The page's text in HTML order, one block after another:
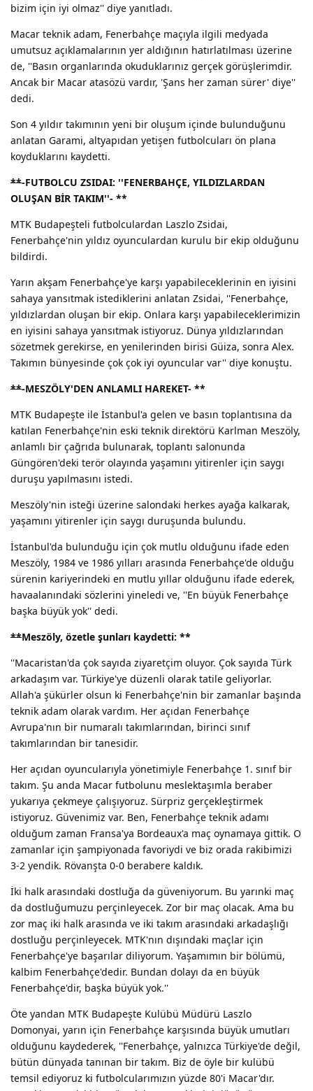
bizim için iyi olmaz'' diye yanıtladı.
Macar teknik adam, Fenerbahçe maçıyla ilgili medyada
umutsuz açıklamalarının yer aldığının hatırlatılması üzerine
de, ''Basın organlarında okuduklarınız gerçek görüşlerimdir.
Ancak bir Macar atasözü vardır, 'Şans her zaman sürer' diye''
dedi.
Son 4 yıldır takımının yeni bir oluşum içinde bulunduğunu
anlatan Garami, altyapıdan yetişen futbolcuları ön plana
koyduklarını kaydetti.
**-FUTBOLCU ZSIDAI: ''FENERBAHÇE, YILDIZLARDAN
OLUŞAN BİR TAKIM''- **
MTK Budapeşteli futbolculardan Laszlo Zsidai,
Fenerbahçe'nin yıldız oyunculardan kurulu bir ekip olduğunu
bildirdi.
Yarın akşam Fenerbahçe'ye karşı yapabileceklerinin en iyisini
sahaya yansıtmak istediklerini anlatan Zsidai, ''Fenerbahçe,
yıldızlardan oluşan bir ekip. Onlara karşı yapabileceklerimizin
en iyisini sahaya yansıtmak istiyoruz. Dünya yıldızlarından
sözetmek gerekirse, en yenilerinden birisi Güiza, sonra Alex.
Takımın bünyesinde çok çok iyi oyuncular var'' diye konuştu.
**-MESZÖLY'DEN ANLAMLI HAREKET- **
MTK Budapeşte ile İstanbul'a gelen ve basın toplantısına da
katılan Fenerbahçe'nin eski teknik direktörü Karlman Meszöly,
anlamlı bir çağrıda bulunarak, toplantı salonunda
Güngören'deki terör olayında yaşamını yitirenler için saygı
duruşu yapılmasını istedi.
Meszöly'nin isteği üzerine salondaki herkes ayağa kalkarak,
yaşamını yitirenler için saygı duruşunda bulundu.
İstanbul'da bulunduğu için çok mutlu olduğunu ifade eden
Meszöly, 1984 ve 1986 yılları arasında Fenerbahçe'de olduğu
sürenin kariyerindeki en mutlu yıllar olduğunu ifade ederek,
havaalanındaki sözlerini yineledi ve, ''En büyük Fenerbahçe
başka büyük yok'' dedi.
**Meszöly, özetle şunları kaydetti: **
''Macaristan'da çok sayıda ziyaretçim oluyor. Çok sayıda Türk
arkadaşım var. Türkiye'ye düzenli olarak tatile geliyorlar.
Allah'a şükürler olsun ki Fenerbahçe'nin bir zamanlar başında
teknik adam olarak vardım. Her açıdan Fenerbahçe
Avrupa'nın bir numaralı takımlarından, birinci sınıf
takımlarından bir tanesidir.
Her açıdan oyuncularıyla yönetimiyle Fenerbahçe 1. sınıf bir
takım. Şu anda Macar futbolunu meslektaşımla beraber
yukarıya çekmeye çalışıyoruz. Sürpriz gerçekleştirmek
istiyoruz. Güvenimiz var. Ben, Fenerbahçe teknik adamı
olduğum zaman Fransa'ya Bordeaux'a maç oynamaya gittik. O
zamanlar için şampiyonada favoriydi ve biz orada rakibimizi
3-2 yendik. Rövanşta 0-0 berabere kaldık.
İki halk arasındaki dostluğa da güveniyorum. Bu yarınki maç
da dostluğumuzu perçinleyecek. Zor bir maç olacak. Ama bu
zor maç iki halk arasında ve iki takım arasındaki arkadaşlığı
dostluğu perçinleyecek. MTK'nın dışındaki maçlar için
Fenerbahçe'ye başarılar diliyorum. Yaşamımın bir bölümü,
kalbim Fenerbahçe'dedir. Bundan dolayı da en büyük
Fenerbahçe'dir, başka büyük yok.''
Öte yandan MTK Budapeşte Kulübü Müdürü Laszlo
Domonyai, yarın için Fenerbahçe karşısında büyük umutları
olduğunu kaydederek, ''Fenerbahçe, yalnızca Türkiye'de değil,
bütün dünyada tanınan bir takım. Biz de öyle bir kulübü
temsil ediyoruz ki futbolcularımızın yüzde 80'i Macar'dır.